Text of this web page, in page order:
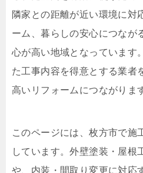
隣家との距離が近い環境に対
ーム、暮らしの安心につなが
心が高い地域となっています
た工事内容を得意とする業者
高いリフォームにつながりま
このページには、枚方市で施
しています。外壁塗装・屋根
や、内装・間取り変更に対応